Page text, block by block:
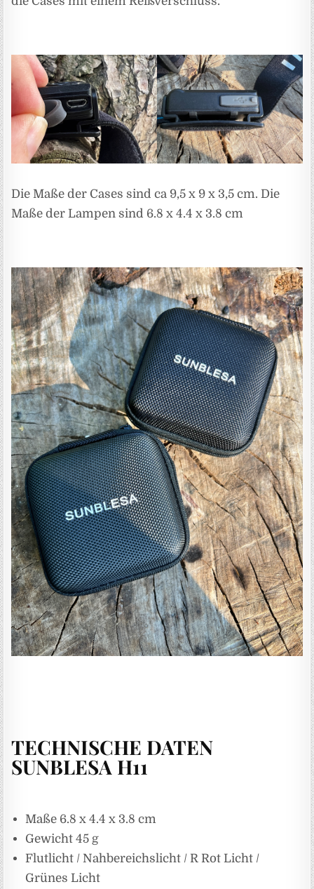
Die Maße der Cases sind ca 9,5 x 9 x 3,5 cm. Die
Maße der Lampen sind 6.8 x 4.4 x 3.8 cm
TECHNISCHE DATEN
SUNBLESA H11
Maße 6.8 x 4.4 x 3.8 cm
Gewicht 45 g
Flutlicht / Nahbereichslicht / R Rot Licht /
Grünes Licht